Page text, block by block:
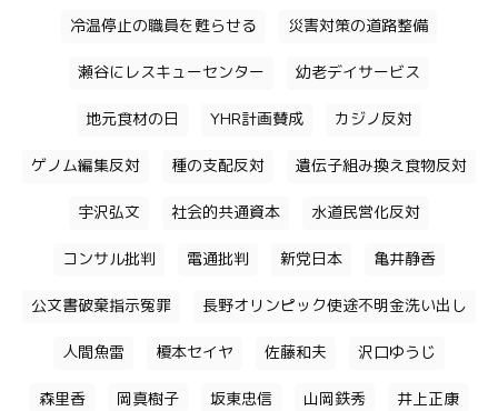
冷温停止の職員を甦らせる 災害対策の道路整備
瀬谷にレスキューセンター 幼老デイサービス
地元食材の日 YHR計画賛成 カジノ反対
ゲノム編集反対 種の支配反対 遺伝子組み換え食物反対
宇沢弘文 社会的共通資本 水道民営化反対
コンサル批判 電通批判 新党日本 亀井静香
公文書破棄指示冤罪 長野オリンピック使途不明金洗い出し
人間魚雷 榎本セイヤ 佐藤和夫 沢口ゆうじ
森里香 岡真樹子 坂東忠信 山岡鉄秀 井上正康